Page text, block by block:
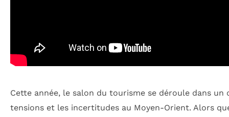
Cette année, le salon du tourisme se déroule dans
tensions et les incertitudes au Moyen-Orient. Alors